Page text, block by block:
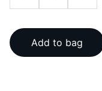
Add to bag